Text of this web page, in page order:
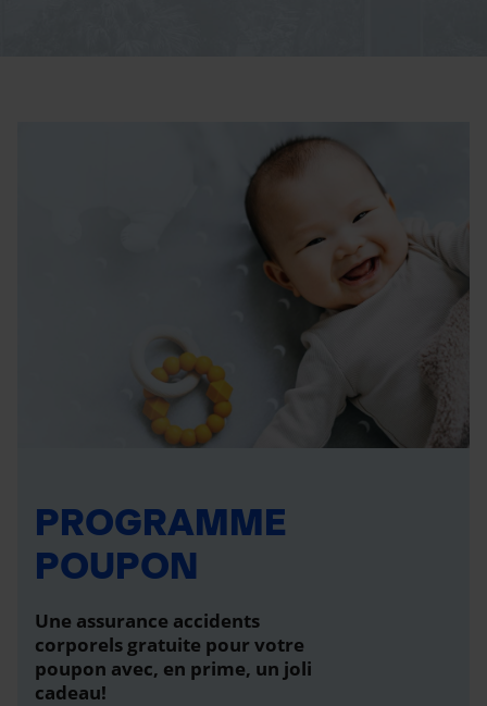
PROGRAMME
POUPON
Une assurance accidents
corporels gratuite pour votre
poupon avec, en prime, un joli
cadeau!